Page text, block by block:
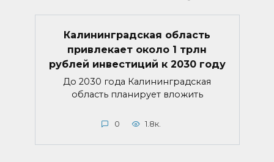
Калининградская область
привлекает около 1 трлн
рублей инвестиций к 2030 году
До 2030 года Калининградская
область планирует вложить
0 1.8к.